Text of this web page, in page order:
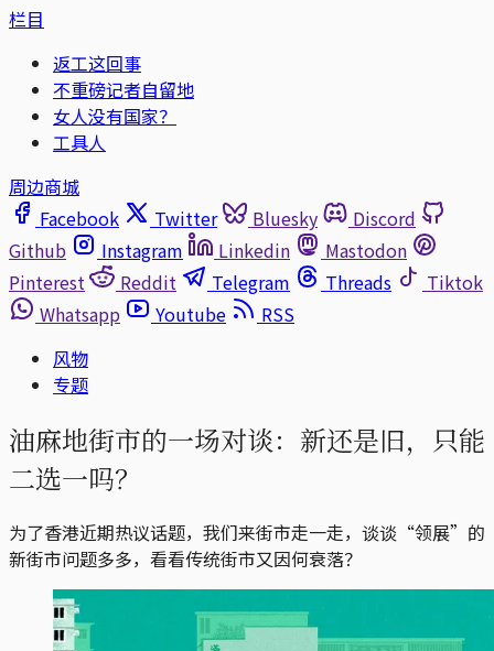
栏目
返工这回事
不重磅记者自留地
女人没有国家？
工具人
周边商城
Facebook
Twitter Bluesky
Discord
Github
Instagram Linkedin
Mastodon
Pinterest
Reddit Telegram Threads
Tiktok
Whatsapp
Youtube
RSS
风物
专题
油麻地街市的一场对谈：新还是旧，只能
二选一吗？
为了香港近期热议话题，我们来街市走一走，谈谈“领展”的
新街市问题多多，看看传统街市又因何衰落？